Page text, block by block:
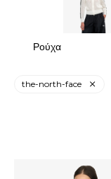
Ρούχα
the-north-face